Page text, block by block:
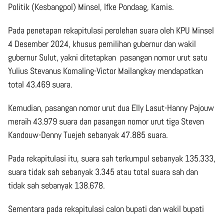
Politik (Kesbangpol) Minsel, Ifke Pondaag, Kamis.
Pada penetapan rekapitulasi perolehan suara oleh KPU Minsel
4 Desember 2024, khusus pemilihan gubernur dan wakil
gubernur Sulut, yakni ditetapkan pasangan nomor urut satu
Yulius Stevanus Komaling-Victor Mailangkay mendapatkan
total 43.469 suara.
Kemudian, pasangan nomor urut dua Elly Lasut-Hanny Pajouw
meraih 43.979 suara dan pasangan nomor urut tiga Steven
Kandouw-Denny Tuejeh sebanyak 47.885 suara.
Pada rekapitulasi itu, suara sah terkumpul sebanyak 135.333,
suara tidak sah sebanyak 3.345 atau total suara sah dan
tidak sah sebanyak 138.678.
Sementara pada rekapitulasi calon bupati dan wakil bupati